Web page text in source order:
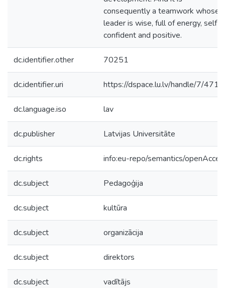
consequently a teamwork whose
leader is wise, full of energy, self-
confident and positive.
dc.identifier.other 70251
dc.identifier.uri https://dspace.lu.lv/handle/7/
dc.language.iso lav
dc.publisher Latvijas Universitāte
dc.rights info:eu-repo/semantics/
dc.subject Pedagoģija
dc.subject kultūra
dc.subject organizācija
dc.subject direktors
dc.subject vadītājs